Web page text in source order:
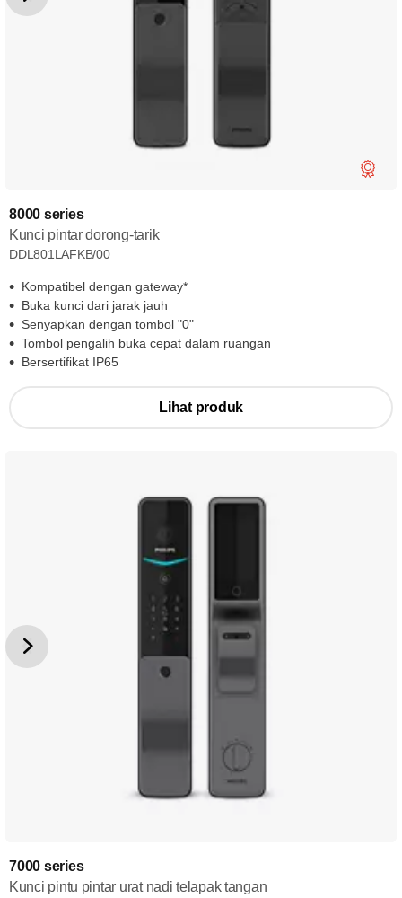
8000 series
Kunci pintar dorong-tarik
DDL801LAFKB/00
Kompatibel dengan gateway*
Buka kunci dari jarak jauh
Senyapkan dengan tombol "0"
Tombol pengalih buka cepat dalam ruangan
Bersertifikat IP65
Lihat produk
7000 series
Kunci pintu pintar urat nadi telapak tangan